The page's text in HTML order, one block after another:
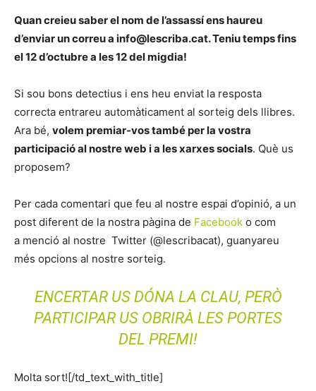
Quan creieu saber el nom de l’assassí ens haureu
d’enviar un correu a info@lescriba.cat. Teniu temps fins
el 12 d’octubre a les 12 del migdia!
Si sou bons detectius i ens heu enviat la resposta
correcta entrareu automàticament al sorteig dels llibres.
Ara bé, volem premiar-vos també per la vostra
participació al nostre web i a les xarxes socials. Què us
proposem?
Per cada comentari que feu al nostre espai d’opinió, a un
post diferent de la nostra pàgina de Facebook o com
a menció al nostre Twitter (@lescribacat), guanyareu
més opcions al nostre sorteig.
ENCERTAR US DÓNA LA CLAU, PERÒ
PARTICIPAR US OBRIRÀ LES PORTES
DEL PREMI!
Molta sort![/td_text_with_title]